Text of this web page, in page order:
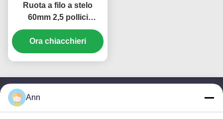
Ruota a filo a stelo
60mm 2,5 pollici
ruotabile PU Rubber
Caster Chair Ruote
Arredamento
ufficio
Ora chiacchieri
Contattici
Ann